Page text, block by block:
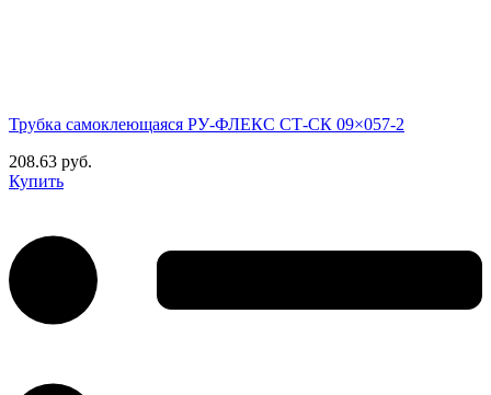
Трубка самоклеющаяся РУ-ФЛЕКС СТ-СК 09×057-2
208.63 руб.
Купить